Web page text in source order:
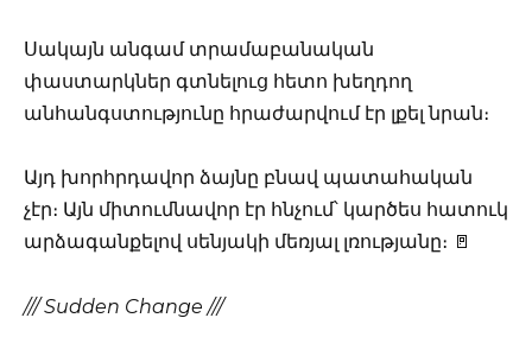
Սակայն անգամ տրամաբանական
փաստարկներ գտնելուց հետո խեղդող
անհանգստությունը հրաժարվում էր լքել նրան։
Այդ խորհրդավոր ձայնը բնավ պատահական
չէր։ Այն միտումնավոր էր հնչում՝ կարծես հատուկ
արձագանքելով սենյակի մեռյալ լռությանը։ 🚪
/// Sudden Change ///